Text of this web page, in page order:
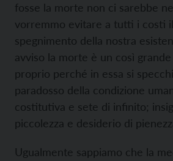
fosse la morte non ci sarebbe
vorremmo evitare a tutti i costi
spegnimento della nostra
avviso la morte è un così grande
proprio perché in essa si
paradosso della condizione
costitutiva e sete di infinito;
piccolezza e desiderio di
Ugualmente sappiamo che la